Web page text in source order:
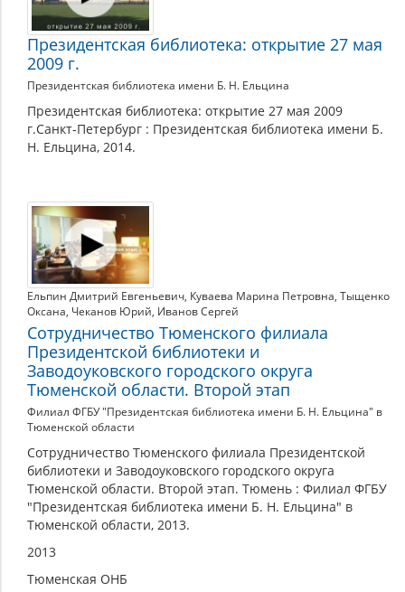
Президентская библиотека: открытие 27 мая
2009 г.
Президентская библиотека имени Б. Н. Ельцина
Президентская библиотека: открытие 27 мая 2009
г.Санкт-Петербург : Президентская библиотека имени Б.
Н. Ельцина, 2014.
Ельпин Дмитрий Евгеньевич, Куваева Марина Петровна, Тыщенко
Оксана, Чеканов Юрий, Иванов Сергей
Сотрудничество Тюменского филиала
Президентской библиотеки и
Заводоуковского городского округа
Тюменской области. Второй этап
Филиал ФГБУ "Президентская библиотека имени Б. Н. Ельцина" в
Тюменской области
Сотрудничество Тюменского филиала Президентской
библиотеки и Заводоуковского городского округа
Тюменской области. Второй этап. Тюмень : Филиал ФГБУ
"Президентская библиотека имени Б. Н. Ельцина" в
Тюменской области, 2013.
2013
Тюменская ОНБ